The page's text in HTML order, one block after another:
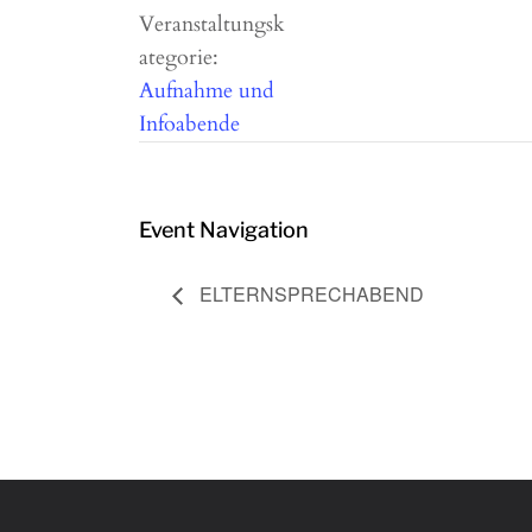
Veranstaltungsk
ategorie:
Aufnahme und
Infoabende
Event Navigation
ELTERNSPRECHABEND